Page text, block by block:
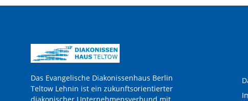
Das Evangelische Diakonissenhaus Berlin
Teltow Lehnin ist ein zukunftsorientierter
diakonischer Unternehmensverbund mit